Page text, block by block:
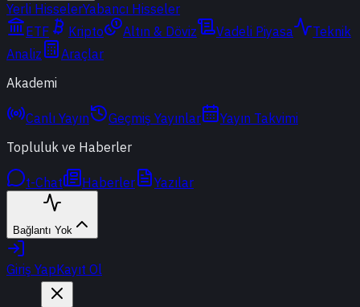
Yerli HisselerYabancı Hisseler
ETF
Kripto Altın & Döviz Vadeli Piyasa
Teknik
Analiz
Araçlar
Akademi
Canlı Yayın Geçmiş Yayınlar
Yayın Takvimi
Topluluk ve Haberler
t-Chat Haberler Yazılar
Bağlantı Yok
Giriş YapKayıt Ol